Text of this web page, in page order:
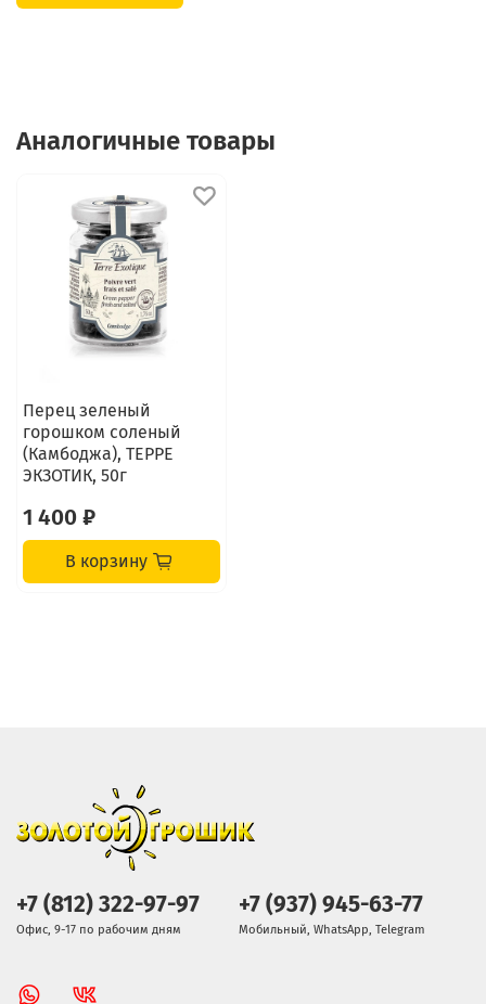
Аналогичные товары
Перец зеленый
горошком соленый
(Камбоджа), ТЕРРЕ
ЭКЗОТИК, 50г
1 400 ₽
В корзину
+7 (812) 322-97-97
Офис, 9-17 по рабочим дням
+7 (937) 945-63-77
Мобильный, WhatsApp, Telegram